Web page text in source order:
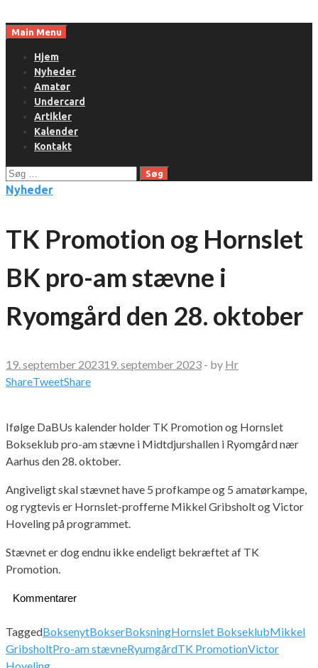
toMain Menu
Hjem
Nyheder
Amatør
Undercard
Artikler
Kalender
Kontakt
Søg
efter:
Nyheder
TK Promotion og Hornslet
BK pro-am stævne i
Ryomgård den 28. oktober
19. september 202319. september 2023 - by Hr
ShareTweetShare
Ifølge DaBUs kalender holder TK Promotion og Hornslet
Bokseklub pro-am stævne i Midtdjurshallen i Ryomgård nær
Aarhus den 28. oktober.
Angiveligt skal stævnet have 5 profkampe og 5 amatørkampe,
og rygtevis er Hornslet-profferne Mikkel Gribsholt og Victor
Hoveling på programmet.
Stævnet er dog endnu ikke endeligt bekræftet af TK
Promotion.
Kommentarer
TaggedBoksenytBokserBoksningHornslet BokseklubMikkel
GribsholtPro-am stævneRyumgårdTK PromotionVictor